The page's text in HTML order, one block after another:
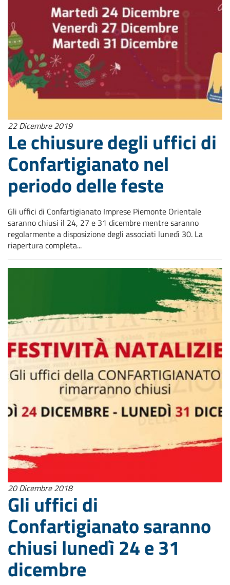
22 Dicembre 2019
Le chiusure degli uffici di
Confartigianato nel
periodo delle feste
Gli uffici di Confartigianato Imprese Piemonte Orientale
saranno chiusi il 24, 27 e 31 dicembre mentre saranno
regolarmente a disposizione degli associati lunedì 30. La
riapertura completa...
20 Dicembre 2018
Gli uffici di
Confartigianato saranno
chiusi lunedì 24 e 31
dicembre